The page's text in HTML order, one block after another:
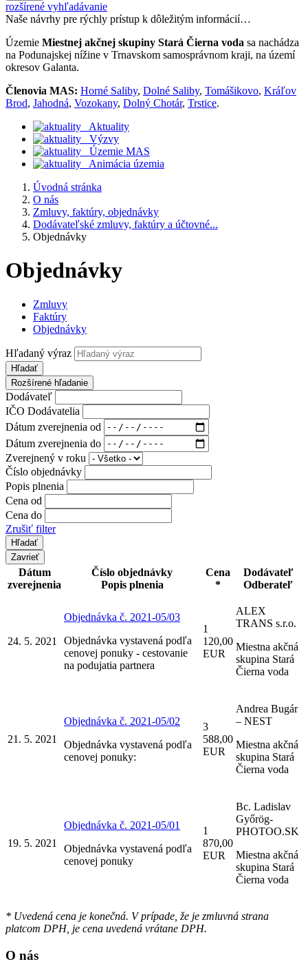
rozšírené vyhľadávanie
Naše návrhy pre rýchly prístup k dôležitým informácií…
Územie Miestnej akčnej skupiny Stará Čierna voda sa nachádza
na Podunajskej nížine v Trnavskom samosprávnom kraji, na území
okresov Galanta.
Členovia MAS: Horné Saliby, Dolné Saliby, Tomášikovo, Kráľov
Brod, Jahodná, Vozokany, Dolný Chotár, Trstice.
Aktuality
Výzvy
Územie MAS
Animácia územia
Úvodná stránka
O nás
Zmluvy, faktúry, objednávky
Dodávateľské zmluvy, faktúry a účtovné...
Objednávky
Objednávky
Zmluvy
Faktúry
Objednávky
Hľadaný výraz
Hľadať
Rozšírené hľadanie
Dodávateľ
IČO Dodávatelia
Dátum zverejnenia od
Dátum zverejnenia do
Zverejnený v roku
Číslo objednávky
Popis plnenia
Cena od
Cena do
Zrušiť filter
Zavrieť
Dátum
zverejnenia
Číslo objednávky
Popis plnenia
Cena
*
Dodávateľ
Odberateľ
24. 5. 2021
Objednávka č. 2021-05/03
Objednávka vystavená podľa
cenovej ponuky - cestovanie
na podujatia partnera
1
120,00
EUR
ALEX
TRANS s.r.o.
Miestna akčná
skupina Stará
Čierna voda
21. 5. 2021
Objednávka č. 2021-05/02
Objednávka vystavená podľa
cenovej ponuky:
3
588,00
EUR
Andrea Bugár
– NEST
Miestna akčná
skupina Stará
Čierna voda
19. 5. 2021
Objednávka č. 2021-05/01
Objednávka vystavená podľa
cenovej ponuky
1
870,00
EUR
Bc. Ladislav
Győrög-
PHOTOO.SK
Miestna akčná
skupina Stará
Čierna voda
* Uvedená cena je konečná. V prípade, že je zmluvná strana
platcom DPH, je cena uvedená vrátane DPH.
O nás